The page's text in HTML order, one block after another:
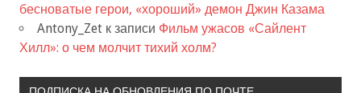
бесноватые герои, «хороший» демон Джин Казама
Antony_Zet к записи Фильм ужасов «Сайлент
Хилл»: о чем молчит тихий холм?